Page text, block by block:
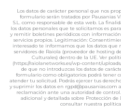
Los datos de carácter personal que nos
formulario serán tratados por Pausanias
S.L. como responsable de esta web. La
los datos personales que te solicitamos es
y remitir boletines periódicos con
servicios propios. Legitimación:
interesado te informamos que los datos que
servidores de Raiola (proveedor de hosting
Culturales) dentro de la UE. Ver
(https://raiolanetworks.es/wp-content/
de que no introduzcas los datos de
formulario como obligatorios podrá tener
atender tu solicitud. Podrás ejercer tus
y suprimir los datos en rgpd@pausanias.com
reclamación ante una autoridad de
adicional y detallada sobre Protección
consultar nuestra